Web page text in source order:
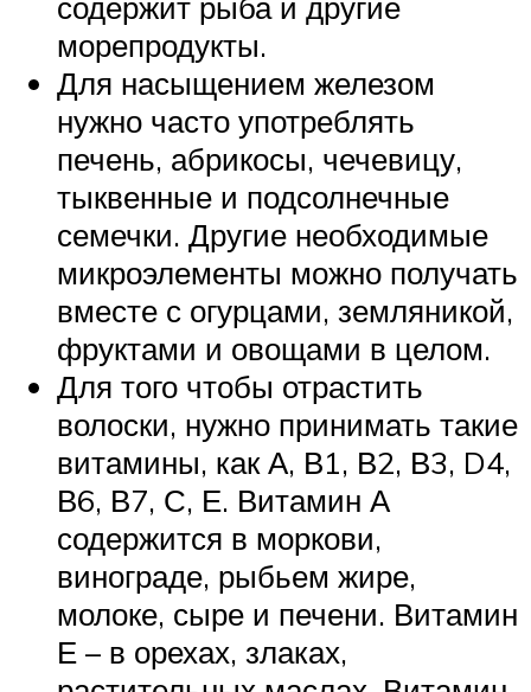
морепродукты.
Для насыщением железом
нужно часто употреблять
печень, абрикосы, чечевицу,
тыквенные и подсолнечные
семечки. Другие необходимые
микроэлементы можно получать
вместе с огурцами, земляникой,
фруктами и овощами в целом.
Для того чтобы отрастить
волоски, нужно принимать такие
витамины, как А, В1, В2, В3, D4,
В6, В7, С, Е. Витамин А
содержится в моркови,
винограде, рыбьем жире,
молоке, сыре и печени. Витамин
Е – в орехах, злаках,